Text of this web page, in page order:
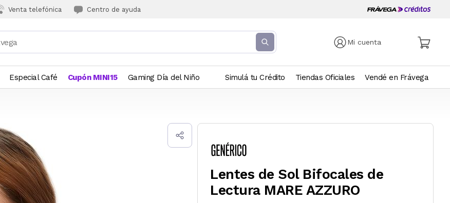
Venta telefónica Centro de ayuda
Mi cuenta
Especial Café Cupón MINI15 Gaming Día del Niño Simulá tu Crédito Tiendas Oficiales Vendé en Frávega
Lentes de Sol Bifocales de
Lectura MARE AZZURO